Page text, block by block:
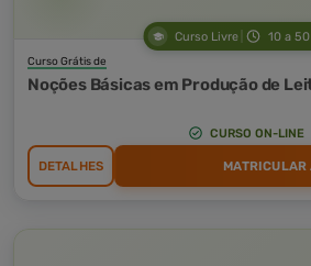
Curso Livre 10 a
Curso Grátis de
Noções Básicas em Produção de
CURSO ON-LINE
DETALHES MATRICULAR